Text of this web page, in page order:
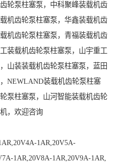
轮泵柱塞泵，中科聚峰装载机齿
机齿轮泵柱塞泵，华鑫装载机齿
机齿轮泵柱塞泵，青福装载机齿
装载机齿轮泵柱塞泵，山宇重工
山装装载机齿轮泵柱塞泵，蓝田
NEWLAND装载机齿轮泵柱塞
泵柱塞泵，山河智能装载机齿轮
，欢迎咨询
1AR,20V5A-
1AR,20V8A-1AR,20V9A-1AR,